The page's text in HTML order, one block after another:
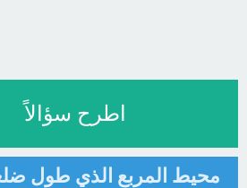
اطرح سؤالاً